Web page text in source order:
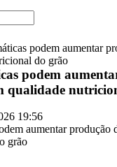
podem aumentar
do grão
podem
qualidade
19:56
aumentar produção
grão